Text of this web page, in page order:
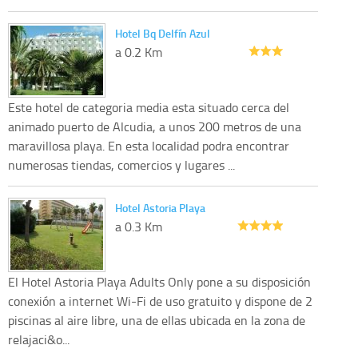
Hotel Bq Delfín Azul
a 0.2 Km
Este hotel de categoria media esta situado cerca del
animado puerto de Alcudia, a unos 200 metros de una
maravillosa playa. En esta localidad podra encontrar
numerosas tiendas, comercios y lugares ...
Hotel Astoria Playa
a 0.3 Km
El Hotel Astoria Playa Adults Only pone a su disposición
conexión a internet Wi-Fi de uso gratuito y dispone de 2
piscinas al aire libre, una de ellas ubicada en la zona de
relajaci&o...